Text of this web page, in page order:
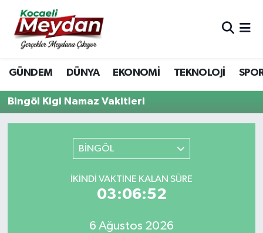
GÜNDEM DÜNYA EKONOMİ TEKNOLOJİ
Bingöl Kigi Namaz Vakitleri
BİNGÖL
İKINDI VAKTINE KALAN SÜRE
03:06:52
6 Ağustos 2026
Nöbetçi Eczaneler
Hava Durumu
Trafik Durumu
Son Dakika Haberleri